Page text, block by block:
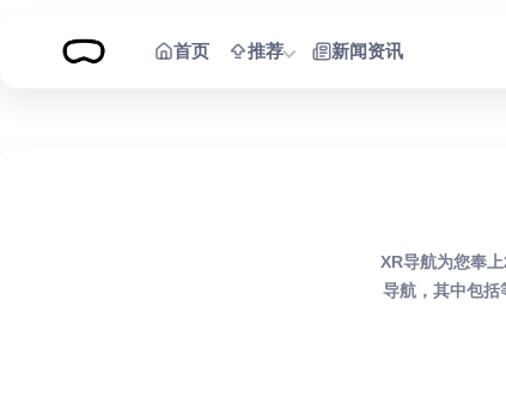
首页
推荐 新闻资讯
XR导航为您奉
导航，其中包括